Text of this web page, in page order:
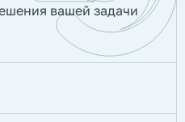
вашей задачи